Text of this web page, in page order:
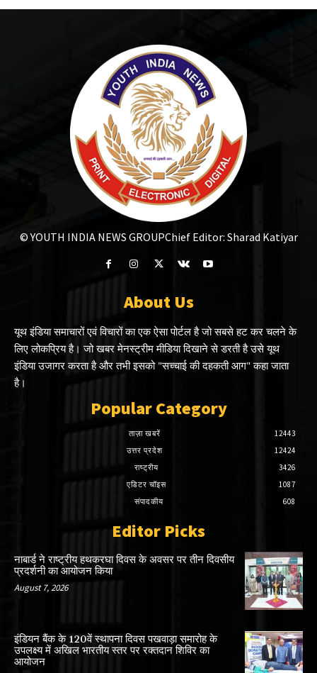
© YOUTH INDIA NEWS GROUPChief Editor: Sharad Katiyar
About Us
यूथ इंडिया समाचारों एवं विचारों का एक ऐसा पोर्टल है जो सबसे हट कर चलने के
लिए लोकप्रिय है। जो खबर मेनस्ट्रीम मीडिया दिखाने से डरती है उसे यूथ
इंडिया उजागर करता है और तभी इसको "सच्चाई की दहकती आग" कहा जाता
है।
Popular Category
ताज़ा खबरें
12443
उत्तर प्रदेश
12424
राष्ट्रीय
3426
एडिटर चॉइस
1087
संपादकीय
608
Editor Picks
नाबार्ड ने राष्ट्रीय हथकरघा दिवस के अवसर पर तीन दिवसीय
प्रदर्शनी का आयोजन किया
August 7, 2026
इंडियन बैंक के 120वें स्थापना दिवस पखवाड़ा समारोह के
उपलक्ष्य में अखिल भारतीय स्तर पर रक्तदान शिविर का
आयोजन